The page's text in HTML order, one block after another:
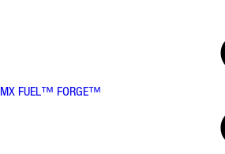
MX FUEL™ FORGE™